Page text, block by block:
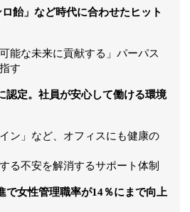
飴」など時代に合わせたヒット
能な未来に貢献する」パーパス
す
認定。社員が安心して働ける環境
ン」など、オフィスにも健康の
る不安を解消するサポート体制
で女性管理職率が14％にまで向上